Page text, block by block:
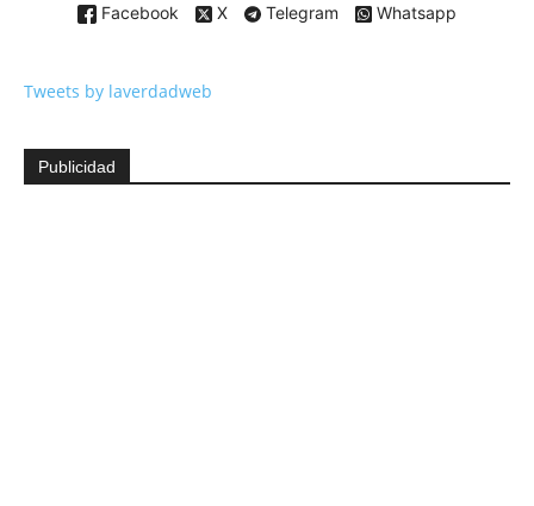
Facebook X Telegram Whatsapp
Tweets by laverdadweb
Publicidad